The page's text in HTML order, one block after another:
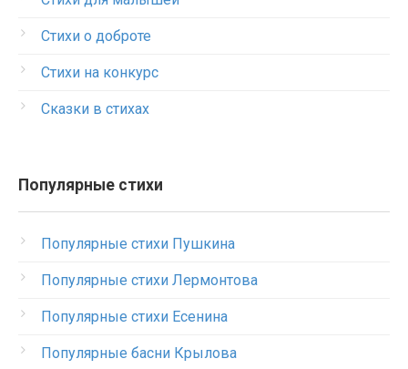
Стихи о доброте
Стихи на конкурс
Сказки в стихах
Популярные стихи
Популярные стихи Пушкина
Популярные стихи Лермонтова
Популярные стихи Есенина
Популярные басни Крылова